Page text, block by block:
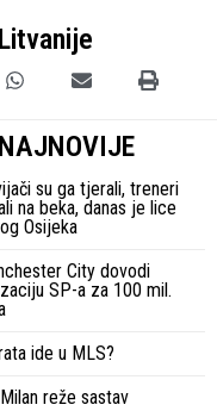
NAJNOVIJE
su ga tjerali, treneri
na beka, danas je lice
Osijeka
City dovodi
SP-a za 100 mil.
ide u MLS?
reže sastav